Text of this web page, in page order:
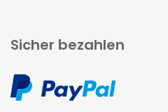
Sicher bezahlen